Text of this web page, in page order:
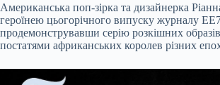
Американська поп-зірка та дизайнерка
героїнею цьогорічного випуску журналу
продемонструвавши серію розкішних
постатями африканських королев різних